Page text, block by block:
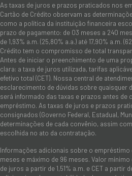
As taxas de juros e prazos praticados nos
Cartão de Crédito observam as
como a política da instituição financeira
prazo de pagamento: de 03 meses a 240
de 1,93% a.m. (25,80% a.a.) até 17,90% a.m.
Crédito tem o compromisso de total
Antes de iniciar o preenchimento de uma
clara: a taxa de juros utilizada, tarifas
efetivo total (CET). Nossa central de
esclarecimento de dúvidas sobre quaisquer
será informado das taxas e prazos antes de
empréstimo. As taxas de juros e prazos
consignados (Governo Federal, Estadual,
determinações de cada convênio, assim
escolhida no ato da contratação.
Informações adicionais sobre o
meses e máximo de 96 meses. Valor
de juros a partir de 1,51% a.m. e CET a partir